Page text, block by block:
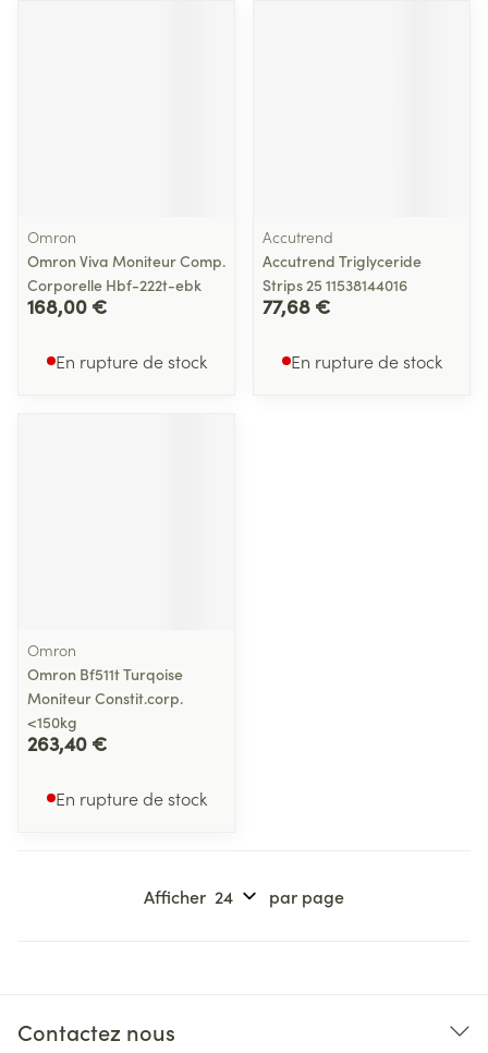
Omron
Omron Viva Moniteur Comp.
Corporelle Hbf-222t-ebk
168,00 €
En rupture de stock
Accutrend
Accutrend Triglyceride
Strips 25 11538144016
77,68 €
En rupture de stock
Omron
Omron Bf511t Turqoise
Moniteur Constit.corp.
<150kg
263,40 €
En rupture de stock
Afficher par page
Contactez nous